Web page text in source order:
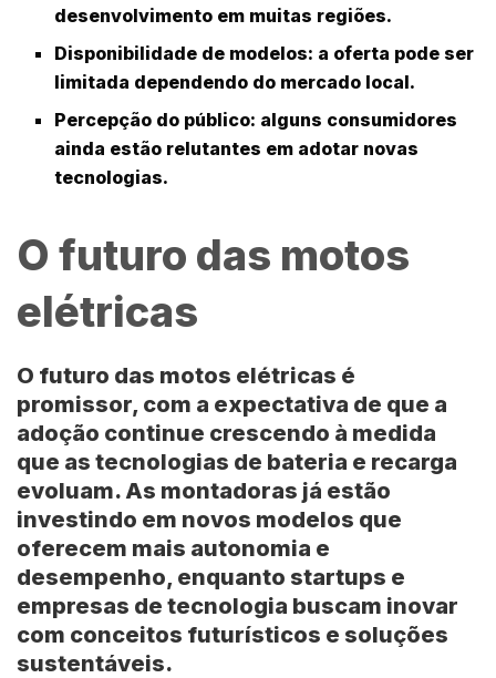
desenvolvimento em muitas regiões.
Disponibilidade de modelos: a oferta pode ser
limitada dependendo do mercado local.
Percepção do público: alguns consumidores
ainda estão relutantes em adotar novas
tecnologias.
O futuro das motos
elétricas
O futuro das motos elétricas é
promissor, com a expectativa de que a
adoção continue crescendo à medida
que as tecnologias de bateria e recarga
evoluam. As montadoras já estão
investindo em novos modelos que
oferecem mais autonomia e
desempenho, enquanto startups e
empresas de tecnologia buscam inovar
com conceitos futurísticos e soluções
sustentáveis.